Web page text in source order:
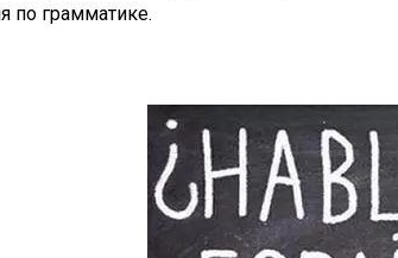
по грамматике.